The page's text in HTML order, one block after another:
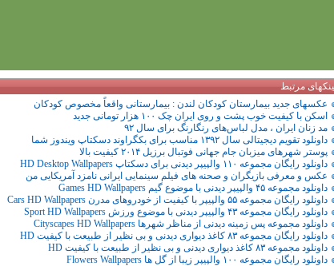
مرتبط
عکسهای جدید بیمارستان کودکان لندن : بیمارستانی واقعاً مخصوص کودکان
اسکن با کیفیت خوب پشت و روی ایران چک ۱۰۰ هزار تومانی جدید
مد زنان ایران ، مدل لباس‌های رنگارنگ برای سال ۹۲
داونلود تقویم دیجیتالی سال ۱۳۹۲ مناسب برای بکگراوند دسکتاپ ویندوز شما
پوستر شهرهای میزبان جام جهانی فوتبال برزیل ۲۰۱۴ کیفیت بالا
داونلود رایگان مجموعه ۱۱۰ والپیپر دیدنی برای دسکتاپ HD Desktop Wallpapers
عکس و معرفی بازیگران و صحنه های فیلم سینمایی ایرانی نامزد آمریکایی من
داونلود مجموعه ۴۵ والپیپر دیدنی با موضوع گیم Games HD Wallpapers
داونلود رایگان مجموعه ۵۵ والپیپر با کیفیت از خودروهای مدرن Cars HD Wallpapers
داونلود رایگان مجموعه ۴۳ والپیپر دیدنی با موضوع ورزش Sport HD Wallpapers
داونلود مجموعه پس زمینه دیدنی از مناظر شهرها Cityscapes HD Wallpapers
داونلود رایگان مجموعه ۸۳ کاغذ دیواری دیدنی و بی نظیر از طبیعت با کیفیت HD
داونلود مجموعه ۸۳ کاغذ دیواری دیدنی و بی نظیر از طبیعت با کیفیت HD
داونلود رایگان مجموعه ۱۰۰ والپیپر زیبا از گل ها Flowers Wallpapers